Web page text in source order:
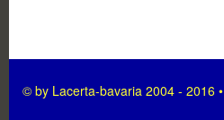
© by Lacerta-bavaria 2004 - 2016 •